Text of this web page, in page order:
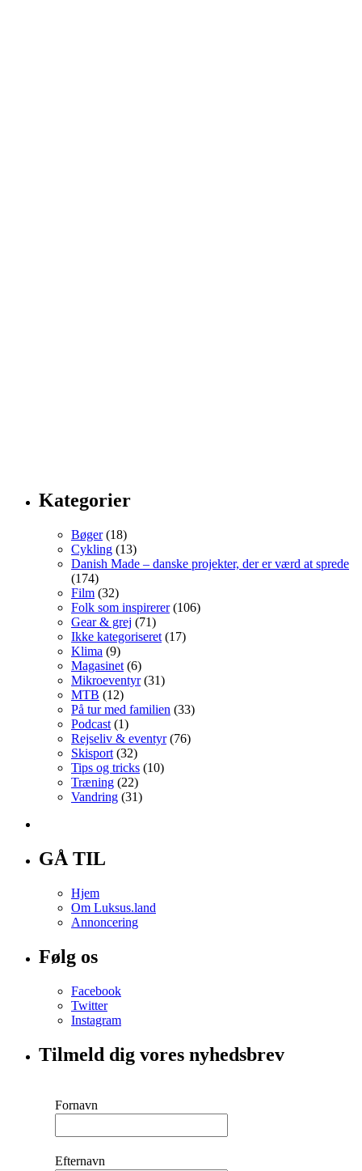
Kategorier
Bøger(18)
Cykling (13)
Danish Made – danske projekter, der er værd at sprede
(174)
Film (32)
Folk som inspirerer(106)
Gear & grej (71)
Ikke kategoriseret (17)
Klima (9)
Magasinet (6)
Mikroeventyr(31)
MTB (12)
På tur med familien (33)
Podcast (1)
Rejseliv & eventyr(76)
Skisport (32)
Tips og tricks (10)
Træning (22)
Vandring (31)
GÅ TIL
Hjem
Om Luksus.land
Annoncering
Følg os
Facebook
Twitter
Instagram
Tilmeld dig vores nyhedsbrev
Fornavn
Efternavn